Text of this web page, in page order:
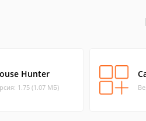
Hunter
1.75 (1.07 МБ)